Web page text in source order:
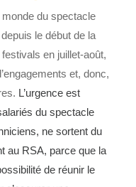
du spectacle
le début de la
en juillet-août,
et, donc,
L’urgence est
du spectacle
ne sortent du
au RSA, parce que la
de réunir le